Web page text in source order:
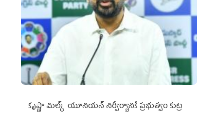
కృష్ణా మిల్క్‌ యూనియన్‌ నిర్వీర్యానికి ప్రభుత్వం కుట్ర